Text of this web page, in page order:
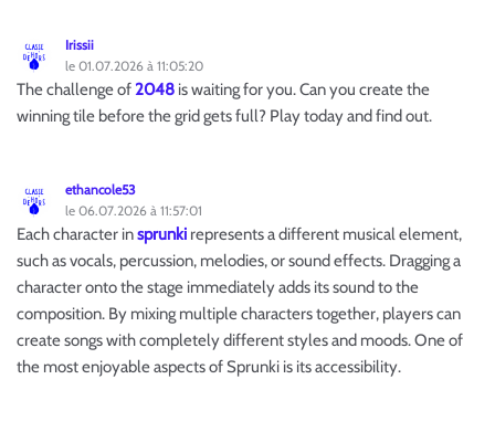
Irissii
le 01.07.2026 à 11:05:20
The challenge of2048 is waiting for you. Can you create the
winning tile before the grid gets full? Play today and find out.
ethancole53
le 06.07.2026 à 11:57:01
Each character insprunki represents a different musical element,
such as vocals, percussion, melodies, or sound effects. Dragging a
character onto the stage immediately adds its sound to the
composition. By mixing multiple characters together, players can
create songs with completely different styles and moods. One of
the most enjoyable aspects of Sprunki is its accessibility.